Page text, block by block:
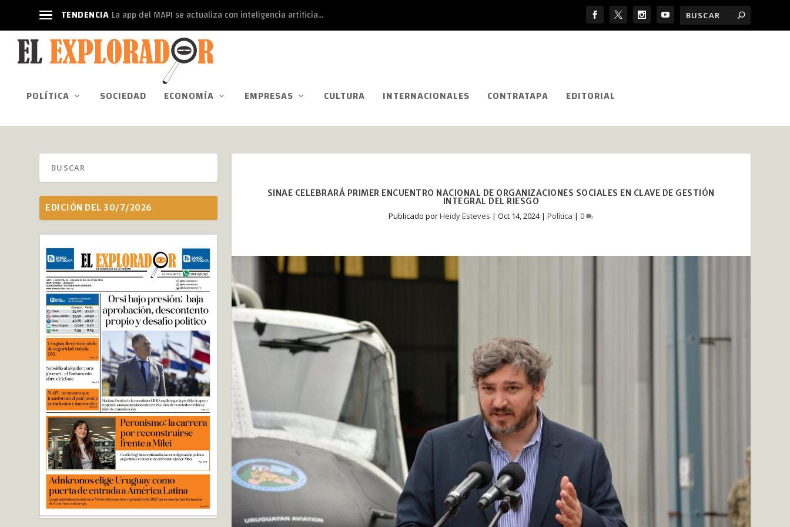
TENDENCIA La app del MAPI se actualiza con inteligencia artificia...
POLÍTICA SOCIEDAD ECONOMÍA EMPRESAS CULTURA INTERNACIONALES CONTRATAPA EDITORIAL
SINAE CELEBRARÁ PRIMER ENCUENTRO NACIONAL DE ORGANIZACIONES SOCIALES EN CLAVE DE GESTIÓN
INTEGRAL DEL RIESGO
Publicado porHeidy Esteves |Oct 14, 2024|Política |0
EDICIÓN DEL 30/7/2026